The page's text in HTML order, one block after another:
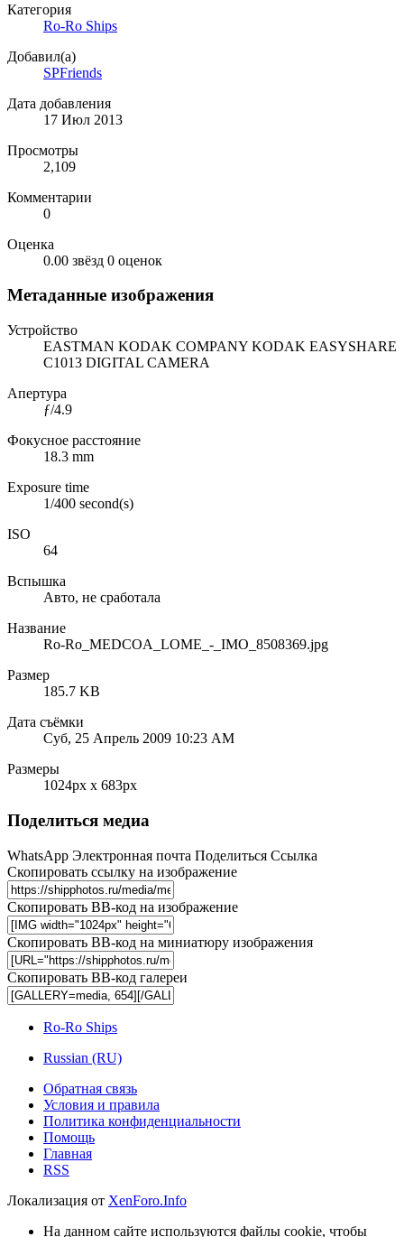
Категория
Ro-Ro Ships
Добавил(а)
SPFriends
Дата добавления
17 Июл 2013
Просмотры
2,109
Комментарии
0
Оценка
0.00 звёзд 0 оценок
Метаданные изображения
Устройство
EASTMAN KODAK COMPANY KODAK EASYSHARE
C1013 DIGITAL CAMERA
Апертура
ƒ/4.9
Фокусное расстояние
18.3 mm
Exposure time
1/400 second(s)
ISO
64
Вспышка
Авто, не сработала
Название
Ro-Ro_MEDCOA_LOME_-_IMO_8508369.jpg
Размер
185.7 KB
Дата съёмки
Суб, 25 Апрель 2009 10:23 AM
Размеры
1024px x 683px
Поделиться медиа
WhatsApp Электронная почта Поделиться Ссылка
Скопировать ссылку на изображение
Скопировать BB-код на изображение
Скопировать BB-код на миниатюру изображения
Скопировать BB-код галереи
Ro-Ro Ships
Russian (RU)
Обратная связь
Условия и правила
Политика конфиденциальности
Помощь
Главная
RSS
Локализация от XenForo.Info
На данном сайте используются файлы cookie, чтобы